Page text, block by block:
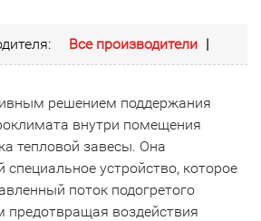
Все производители |
решением поддержания
внутри помещения
тепловой завесы. Она
специальное устройство, которое
поток подогретого
предотвращая воздействия